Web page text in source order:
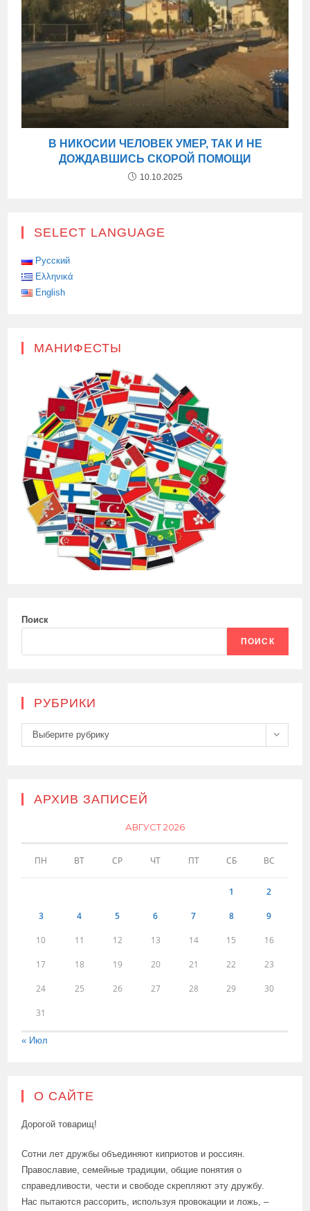
В НИКОСИИ ЧЕЛОВЕК УМЕР, ТАК И НЕ
ДОЖДАВШИСЬ СКОРОЙ ПОМОЩИ
10.10.2025
SELECT LANGUAGE
Русский
Ελληνικά
English
МАНИФЕСТЫ
Поиск
ПОИСК
РУБРИКИ
Рубрики
Выберите рубрику
АРХИВ ЗАПИСЕЙ
АВГУСТ 2026
ПН ВТ СР ЧТ ПТ СБ ВС
1 2
3 4 5 6 7 8 9
10 11 12 13 14 15 16
17 18 19 20 21 22 23
24 25 26 27 28 29 30
31
« Июл
О САЙТЕ
Дорогой товарищ!
Сотни лет дружбы объединяют киприотов и россиян.
Православие, семейные традиции, общие понятия о
справедливости, чести и свободе скрепляют эту дружбу.
Нас пытаются рассорить, используя провокации и ложь, –